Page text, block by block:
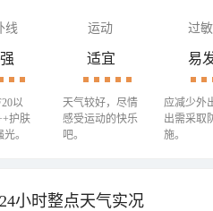
线 运动 过敏
以
护肤
。
适宜
天气较好，尽情
感受运动的快乐
吧。
易
应减少外
出需采取
施。
小时整点天气实况